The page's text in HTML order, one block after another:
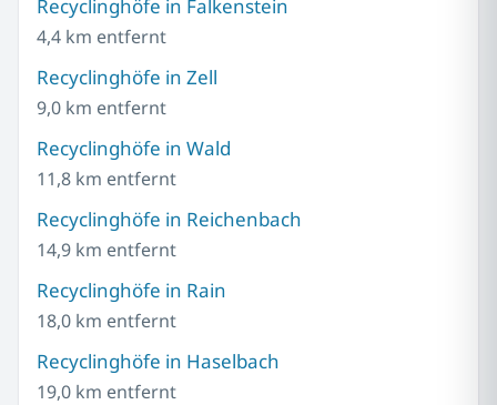
Recyclinghöfe in Falkenstein
4,4 km entfernt
Recyclinghöfe in Zell
9,0 km entfernt
Recyclinghöfe in Wald
11,8 km entfernt
Recyclinghöfe in Reichenbach
14,9 km entfernt
Recyclinghöfe in Rain
18,0 km entfernt
Recyclinghöfe in Haselbach
19,0 km entfernt